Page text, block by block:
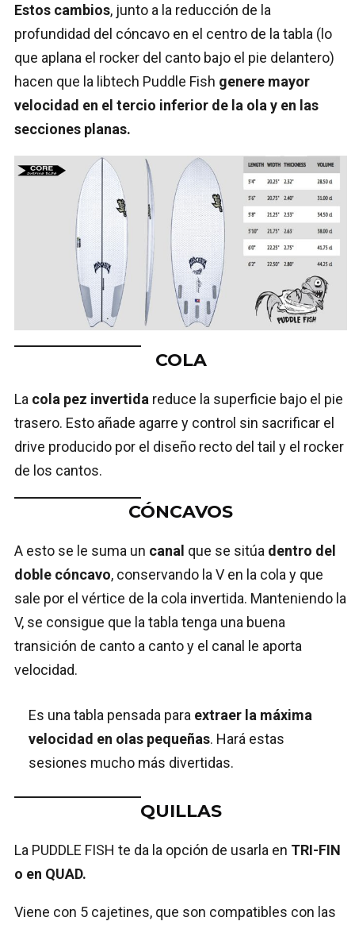
Estos cambios, junto a la reducción de la
profundidad del cóncavo en el centro de la tabla (lo
que aplana el rocker del canto bajo el pie delantero)
hacen que la libtech Puddle Fish genere mayor
velocidad en el tercio inferior de la ola y en las
secciones planas.
COLA
La cola pez invertida reduce la superficie bajo el pie
trasero. Esto añade agarre y control sin sacrificar el
drive producido por el diseño recto del tail y el rocker
de los cantos.
CÓNCAVOS
A esto se le suma un canal que se sitúa dentro del
doble cóncavo, conservando la V en la cola y que
sale por el vértice de la cola invertida. Manteniendo la
V, se consigue que la tabla tenga una buena
transición de canto a canto y el canal le aporta
velocidad.
Es una tabla pensada para extraer la máxima
velocidad en olas pequeñas. Hará estas
sesiones mucho más divertidas.
QUILLAS
La PUDDLE FISH te da la opción de usarla en TRI-FIN
o en QUAD.
Viene con 5 cajetines, que son compatibles con las